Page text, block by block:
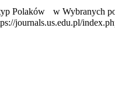
Polaków w Wybranych
journals.us.edu.pl/